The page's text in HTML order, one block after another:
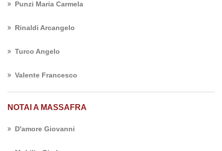
Punzi Maria Carmela
Rinaldi Arcangelo
Turco Angelo
Valente Francesco
NOTAI A MASSAFRA
D'amore Giovanni